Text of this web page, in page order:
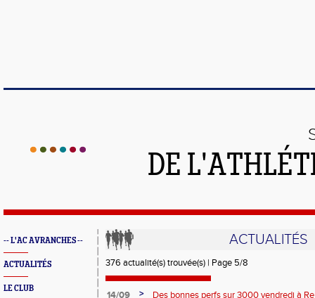
DE
-- L'AC AVRANCHES --
ACTUALITÉS
LE CLUB
ACTUALITÉS
376 actualité(s) trouvée(s) | Page 5/8
14/09 >
Des bonnes perfs sur 3000 vendredi à